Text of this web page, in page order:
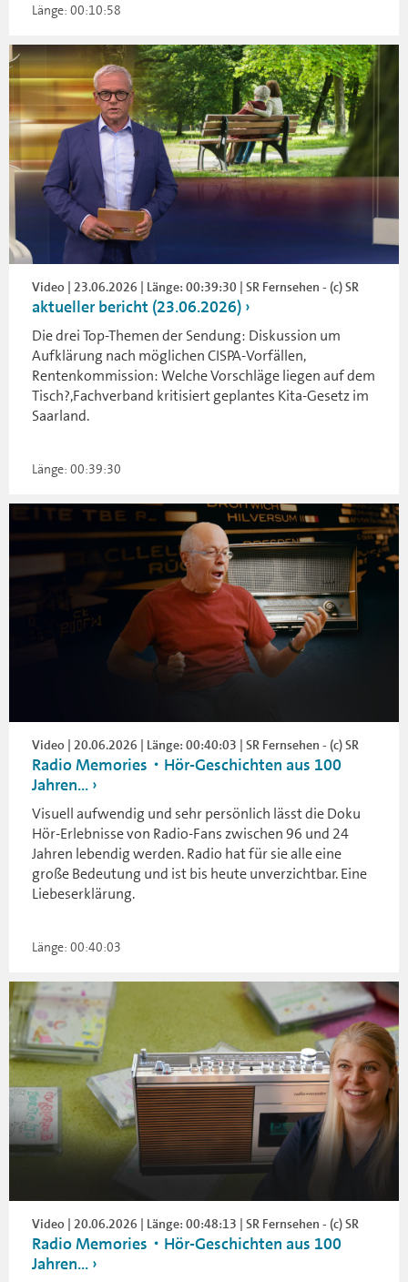
Länge: 00:10:58
Video | 23.06.2026 | Länge: 00:39:30 | SR Fernsehen - (c) SR
aktueller bericht (23.06.2026)
Die drei Top-Themen der Sendung: Diskussion um
Aufklärung nach möglichen CISPA-Vorfällen,
Rentenkommission: Welche Vorschläge liegen auf dem
Tisch?,Fachverband kritisiert geplantes Kita-Gesetz im
Saarland.
Länge: 00:39:30
Video | 20.06.2026 | Länge: 00:40:03 | SR Fernsehen - (c) SR
Radio Memories・Hör-Geschichten aus 100
Jahren...
Visuell aufwendig und sehr persönlich lässt die Doku
Hör-Erlebnisse von Radio-Fans zwischen 96 und 24
Jahren lebendig werden. Radio hat für sie alle eine
große Bedeutung und ist bis heute unverzichtbar. Eine
Liebeserklärung.
Länge: 00:40:03
Video | 20.06.2026 | Länge: 00:48:13 | SR Fernsehen - (c) SR
Radio Memories・Hör-Geschichten aus 100
Jahren...